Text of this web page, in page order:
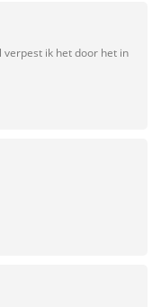
ik het door het in